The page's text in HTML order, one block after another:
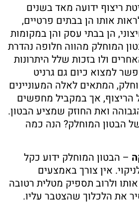
ריצוף ידועה מאד בשנים
אותו הן בבתים פרטיים,
הן בבתי עסק והן במקומות
המוחלק מהווה חלופה נהדרת
ולו בזכות שלל היתרונות
למצוא כיום גם גרניט
המתאים לאלה המעוניינים
הריצוף, אך במקביל מחפשים
ואת החוזק שמציע הבטון.
הבטון המוחלק? הנה כמה
– הבטון המוחלק ידוע כקל
אין צורך באמצעים
ולרוב תספיק מטלית רטובה
את הלכלוך שהצטבר עליו.